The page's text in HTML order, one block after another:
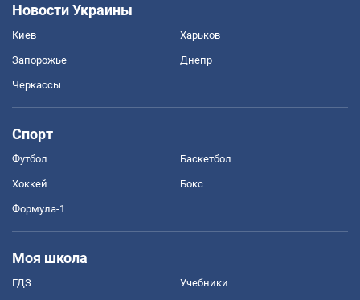
Новости Украины
Киев Харьков
Запорожье Днепр
Черкассы
Спорт
Футбол Баскетбол
Хоккей Бокс
Формула-1
Моя школа
ГДЗ Учебники